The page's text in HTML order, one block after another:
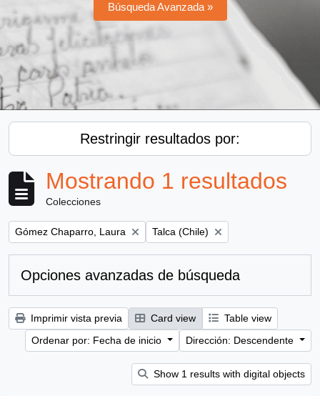
Búsqueda Avanzada »
Restringir resultados por:
Mostrando 1 resultados
Colecciones
Remove filter:
Gómez Chaparro, Laura Remove filter:
Talca (Chile)
Opciones avanzadas de búsqueda
Imprimir vista previa Card view
Table view
Ordenar por: Fecha de inicio
Dirección: Descendente
Show 1 results with digital objects